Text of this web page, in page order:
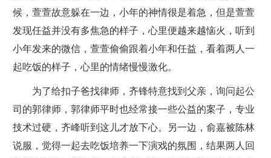
候，萱萱故意躲在一边，小年的神情很是着急，但是萱萱
发现任益并没有多焦急的样子，心里便越来越恼火，听到
小年发来的微信，萱萱偷偷跟着小年和任益，看着两人一
起吃饭的样子，心里的情绪慢慢激化。
为了给扣子爸找律师，齐锋特意找到父亲，询问起公
司的郭律师，郭律师平时也经常接一些公益的案子，专业
技术过硬，齐峰听到这儿才放下心。另一边，俞嘉被陈林
说服，觉得一起去吃饭培养一下演戏的氛围，结果两人回